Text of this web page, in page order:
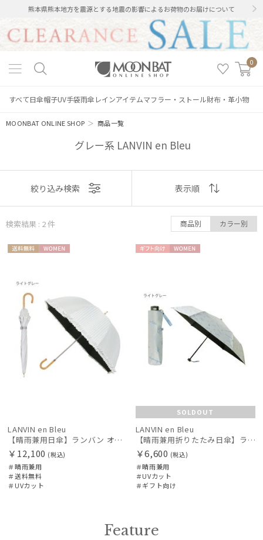
熊本県熊本地方を震源とする地震の影響によるお荷物のお届けについて
0
すべて日傘帽子UV手袋雨傘 レインアイテムマフラー・ストール財布・革小物
MOONBAT ONLINE SHOP ＞商品一覧
グレー系 LANVIN en Bleu
絞り込み
レディース メンズ
カテゴリー
ブランド
ダックス
フロータス
FURLA
表示
おすすめ
価格の高い
順
価格の低い
順
売上点数順
絞り込み検索 表示順
検索結果 : 2件 商品別 カラー別
LANVIN en Bleu
【晴雨兼用日傘】ランバン オン ブルー (LANVIN en Bleu) ドビーフリル 遮光99% 遮熱 UV 晴雨兼用
￥12,100 (税込)
＃晴雨兼用
＃送料無料
＃UVカット
SOLDOUT
LANVIN en Bleu
【晴雨兼用折りたたみ日傘】ランバン オン ブルー (LANVIN en Bleu) ラインドローイング
￥6,600 (税込)
＃晴雨兼用
＃UVカット
＃ギフト向け
Feature